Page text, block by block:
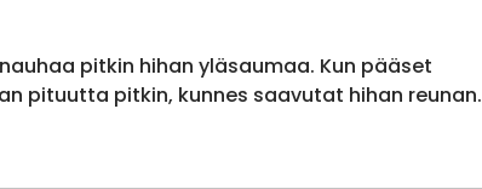
pitkin hihan yläsaumaa. Kun pääset
pituutta pitkin, kunnes saavutat hihan reunan.